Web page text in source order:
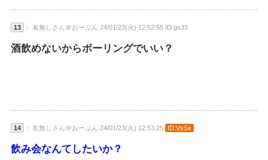
13 ： 名無しさん＠おーぷん 24/01/23(火) 12:52:55 ID:gs33
酒飲めないからボーリングでいい？
14 ： 名無しさん＠おーぷん 24/01/23(火) 12:53:25 ID:VsSx
飲み会なんてしたいか？